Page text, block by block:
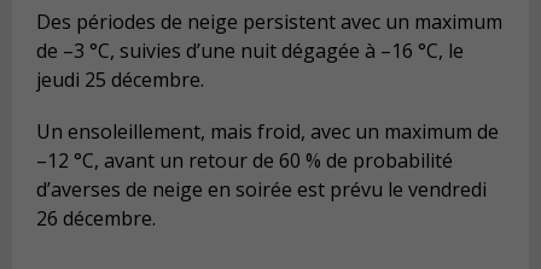
Des périodes de neige persistent avec un maximum
de –3 °C, suivies d’une nuit dégagée à –16 °C, le
jeudi 25 décembre.
Un ensoleillement, mais froid, avec un maximum de
–12 °C, avant un retour de 60 % de probabilité
d’averses de neige en soirée est prévu le vendredi
26 décembre.